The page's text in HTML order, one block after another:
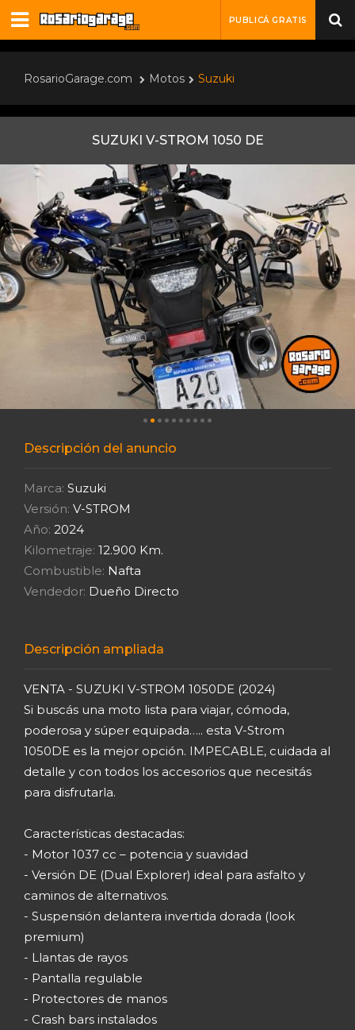
PUBLICÁ GRATIS
RosarioGarage.com Motos Suzuki
SUZUKI V-STROM 1050 DE
Descripción del anuncio
Marca: Suzuki
Versión: V-STROM
Año: 2024
Kilometraje: 12.900 Km.
Combustible: Nafta
Vendedor: Dueño Directo
Descripción ampliada
VENTA - SUZUKI V-STROM 1050DE (2024)
Si buscás una moto lista para viajar, cómoda,
poderosa y súper equipada….. esta V-Strom
1050DE es la mejor opción. IMPECABLE, cuidada al
detalle y con todos los accesorios que necesitás
para disfrutarla.
Características destacadas:
- Motor 1037 cc – potencia y suavidad
- Versión DE (Dual Explorer) ideal para asfalto y
caminos de alternativos.
- Suspensión delantera invertida dorada (look
premium)
- Llantas de rayos
- Pantalla regulable
- Protectores de manos
- Crash bars instalados